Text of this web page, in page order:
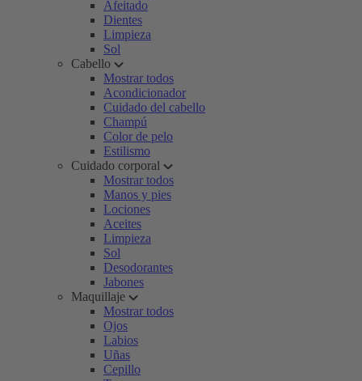
Afeitado
Dientes
Limpieza
Sol
Cabello
Mostrar todos
Acondicionador
Cuidado del cabello
Champú
Color de pelo
Estilismo
Cuidado corporal
Mostrar todos
Manos y pies
Lociones
Aceites
Limpieza
Sol
Desodorantes
Jabones
Maquillaje
Mostrar todos
Ojos
Labios
Uñas
Cepillo